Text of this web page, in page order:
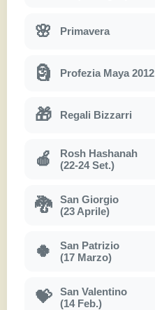
🌸 Primavera
🗿 Profezia Maya 2012
🎁 Regali Bizzarri
🍎
Rosh Hashanah
(22-24 Set.)
🐉
San Giorgio
(23 Aprile)
🍀
San Patrizio
(17 Marzo)
💝
San Valentino
(14 Feb.)